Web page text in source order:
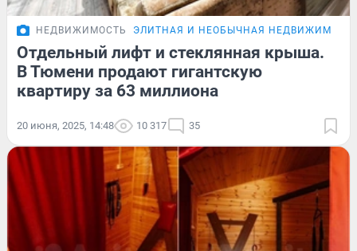
НЕДВИЖИМОСТЬ ЭЛИТНАЯ И НЕОБЫЧНАЯ
Отдельный лифт и стеклянная крыша.
В Тюмени продают гигантскую
квартиру за 63 миллиона
20 июня, 2025, 14:48 10 317 35